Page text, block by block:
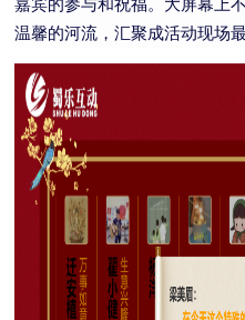
温馨的河流，汇聚成活动现场